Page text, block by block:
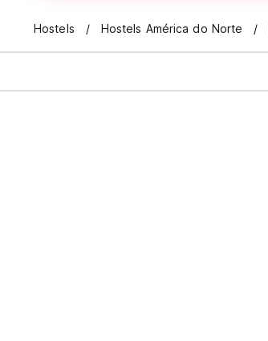
Hostels Hostels América do Norte